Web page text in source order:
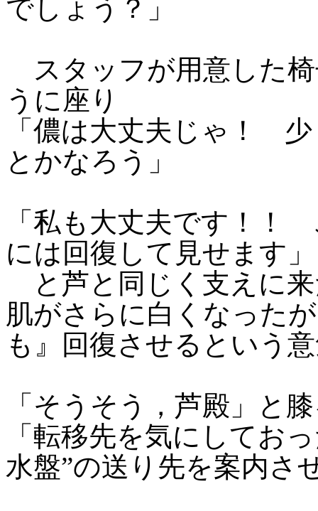
でしょう？」
スタッフが用意した
うに座り
「儂は大丈夫じゃ！
とかなろう」
「私も大丈夫です！！
には回復して見せます」
と芦と同じく支えに
肌がさらに白くなった
も』回復させるという
「そうそう，芦殿」と
「転移先を気にしてお
水盤”の送り先を案内さ